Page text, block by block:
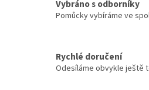
Vybráno s odborníky
Pomůcky vybíráme ve
Rychlé doručení
Odesíláme obvykle ještě